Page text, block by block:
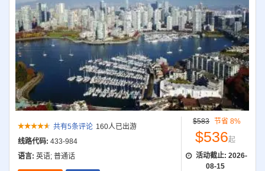
共有5条评论 160人已出游
线路代码: 433-984
语言: 英语; 普通话
$583 节省 8%
$536起
活动截止: 2026-
08-15